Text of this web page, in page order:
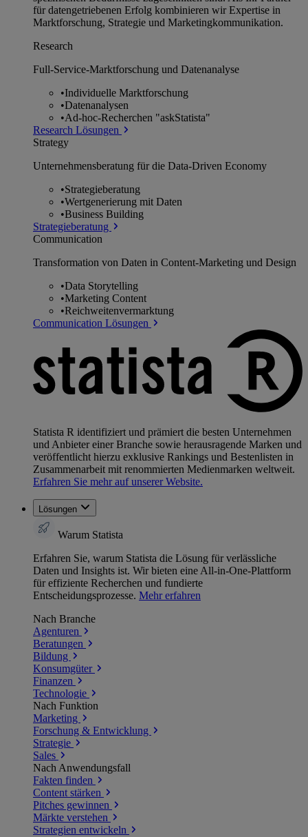
für datengetriebenen Erfolg kombinieren wir Expertise in
Marktforschung, Strategie und Marketingkommunikation.
Research
Full-Service-Marktforschung und Datenanalyse
•Individuelle Marktforschung
•Datenanalysen
•Ad-hoc-Recherchen "askStatista"
Research Lösungen
Strategy
Unternehmens­beratung für die Data-Driven Economy
•Strategieberatung
•Wertgenerierung mit Daten
•Business Building
Strategieberatung
Communication
Transformation von Daten in Content-Marketing und Design
•Data Storytelling
•Marketing Content
•Reichweitenvermarktung
Communication Lösungen
Statista R identifiziert und prämiert die besten Unternehmen
und Anbieter einer Branche sowie herausragende Marken und
veröffentlicht hierzu exklusive Rankings und Bestenlisten in
Zusammenarbeit mit renommierten Medienmarken weltweit.
Erfahren Sie mehr auf unserer Website.
Lösungen
Warum Statista
Erfahren Sie, warum Statista die Lösung für verlässliche
Daten und Insights ist. Wir bieten eine All-in-One-Plattform
für effiziente Recherchen und fundierte
Entscheidungsprozesse. Mehr erfahren
Nach Branche
Agenturen
Beratungen
Bildung
Konsumgüter
Finanzen
Technologie
Nach Funktion
Marketing
Forschung & Entwicklung
Strategie
Sales
Nach Anwendungsfall
Fakten finden
Content stärken
Pitches gewinnen
Märkte verstehen
Strategien entwickeln